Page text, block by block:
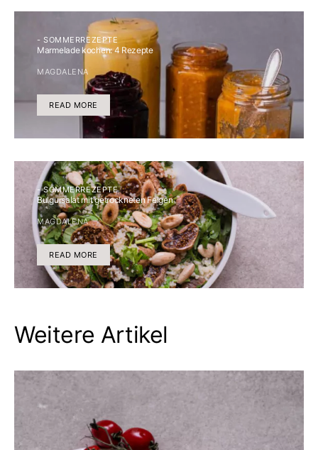
- SOMMERREZEPTE
Marmelade kochen: 4 Rezepte
MAGDALENA
READ MORE
- SOMMERREZEPTE
Bulgursalat mit getrockneten Feigen
MAGDALENA
READ MORE
Weitere Artikel